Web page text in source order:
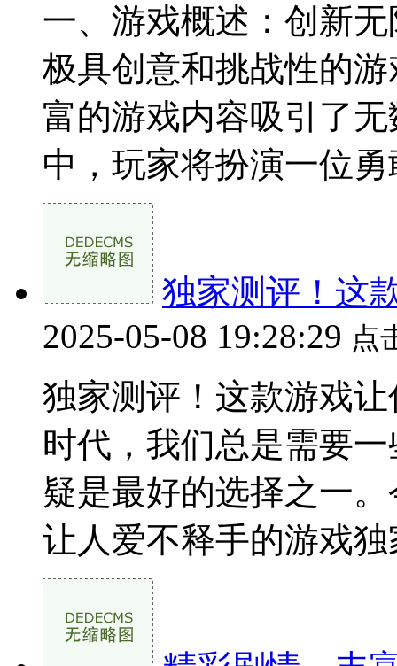
一、游戏概述：创新
极具创意和挑战性的
富的游戏内容吸引了
中，玩家将扮演一位
独家测评！这
2025-05-08 19:28:29 点
独家测评！这款游戏
时代，我们总是需要
疑是最好的选择之一
让人爱不释手的游戏独